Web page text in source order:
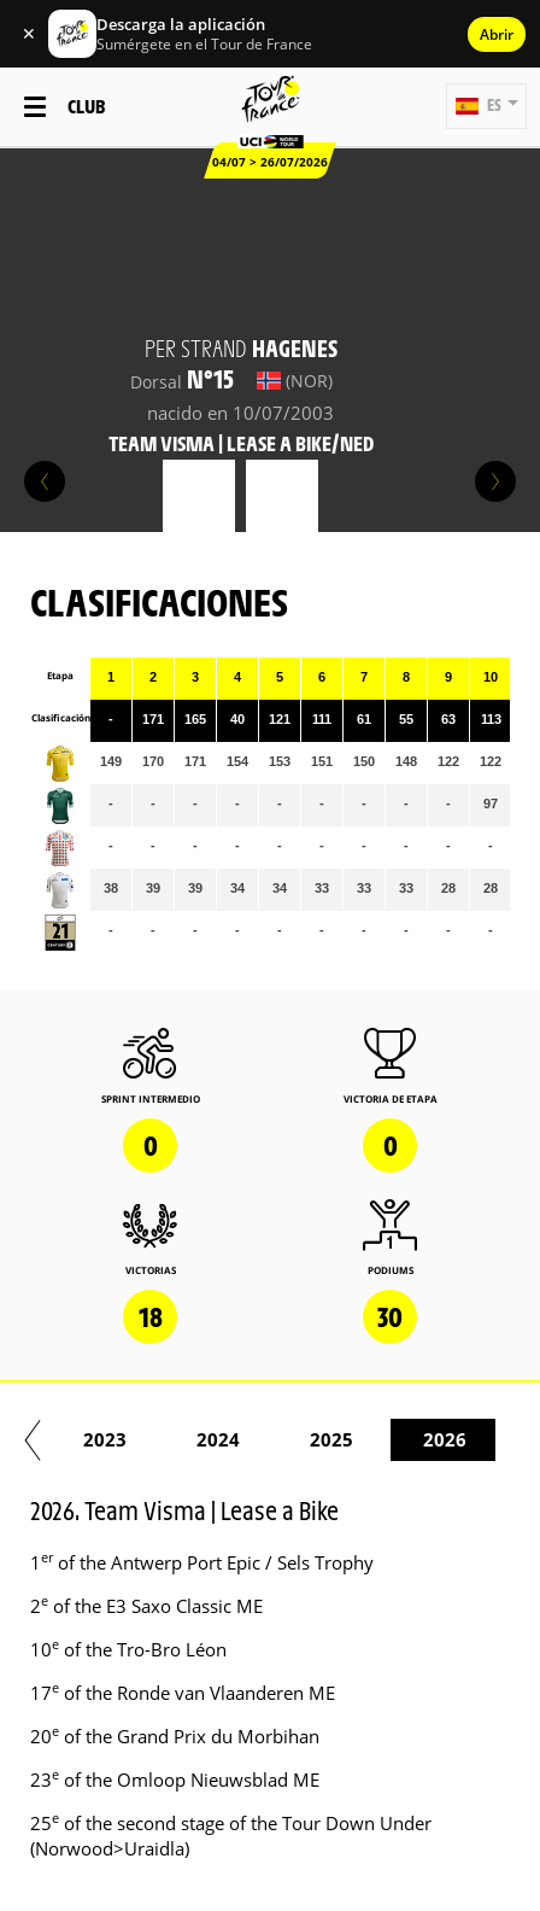
✕ Descarga la aplicación
Sumérgete en el Tour de France Abrir
CLUB
04/07 > 26/07/2026
ES
PER STRAND HAGENES
Dorsal N°15 (NOR)
nacido en 10/07/2003
TEAM VISMA | LEASE A BIKE/NED
CLASIFICACIONES
Etapa
Clasificación
1
-
149
-
-
38
-
2
171
170
-
-
39
-
3
165
171
-
-
39
-
4
40
154
-
-
34
-
5
121
153
-
-
34
-
6
111
151
-
-
33
-
7
61
150
-
-
33
-
8
55
148
-
-
33
-
9
63
122
-
-
28
-
10
113
122
97
-
28
-
SPRINT INTERMEDIO
0
VICTORIA DE ETAPA
0
VICTORIAS
18
PODIUMS
30
2023 2024 2025 2026
2026. Team Visma | Lease a Bike
1 erof the Antwerp Port Epic / Sels Trophy
2e of the E3 Saxo Classic ME
10e of the Tro-Bro Léon
17e of the Ronde van Vlaanderen ME
20e of the Grand Prix du Morbihan
23e of the Omloop Nieuwsblad ME
25e of the second stage of the Tour Down Under
(Norwood>Uraidla)